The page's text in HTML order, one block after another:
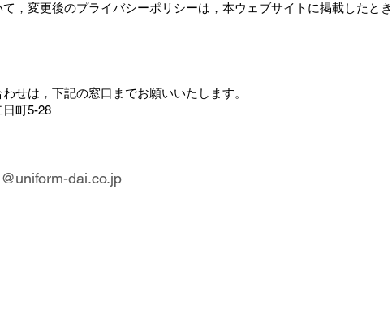
，変更後のプライバシーポリシーは，本ウェブサイトに掲載したと
せは，下記の窓口までお願いいたします。
町5-28
dai.co.jp